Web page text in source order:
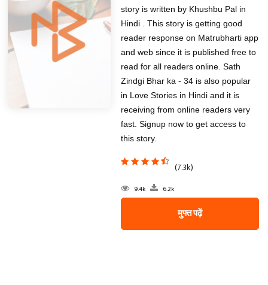
story is written by Khushbu Pal in
Hindi . This story is getting good
reader response on Matrubharti app
and web since it is published free to
read for all readers online. Sath
Zindgi Bhar ka - 34 is also popular
in Love Stories in Hindi and it is
receiving from online readers very
fast. Signup now to get access to
this story.
(7.3k)
9.4k 6.2k
मुफ्त पढ़ें